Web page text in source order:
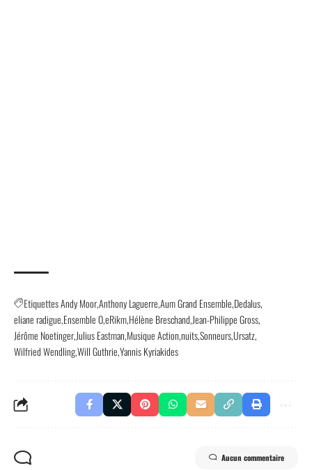
EtiquettesAndy MoorAnthony LaguerreAum Grand Ensemble Dedalus
eliane radigue Ensemble OeRikmHélène BreschandJean-Philippe Gross
Jérôme NoetingerJulius Eastman Musique ActionnuitsSonneursUrsatz
Wilfried WendlingWill GuthrieYannis Kyriakides
Aucun commentaire